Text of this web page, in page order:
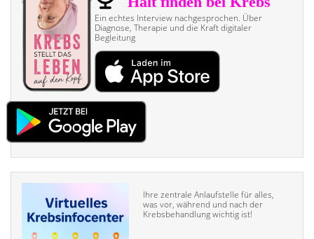
Ein echtes Interview nach­gesprochen. Über
Diagnose, Therapie und die Kraft digitaler
Begleitung
Ihre zentrale Anlaufstelle für alles,
was vor, während und nach der
Krebsbehandlung wichtig ist!